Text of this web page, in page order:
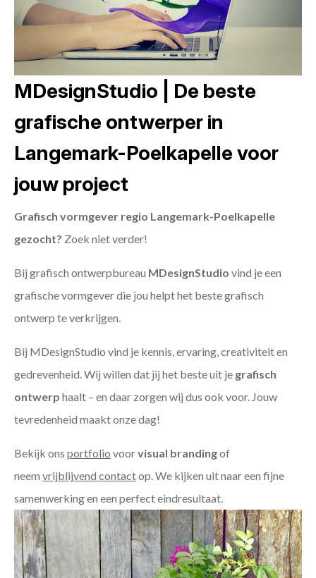
MDesignStudio | De beste
grafische ontwerper in
Langemark-Poelkapelle voor
jouw project
Grafisch vormgever regio Langemark-Poelkapelle
gezocht? Zoek niet verder!
Bij grafisch ontwerpbureau MDesignStudio vind je een
grafische vormgever die jou helpt het beste grafisch
ontwerp te verkrijgen.
Bij MDesignStudio vind je kennis, ervaring, creativiteit en
gedrevenheid. Wij willen dat jij het beste uit je grafisch
ontwerp haalt – en daar zorgen wij dus ook voor. Jouw
tevredenheid maakt onze dag!
Bekijk ons portfolio voorvisual brandingof
neem vrijblijvend contactop. We kijken uit naar een fijne
samenwerking en een perfect eindresultaat.